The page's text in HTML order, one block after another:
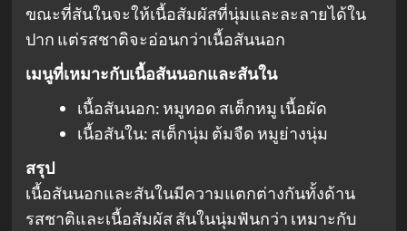
ขณะที่สันในจะให้เนื้อสัมผัสที่นุ่มและละลายได้ใน
ปาก แต่รสชาติจะอ่อนกว่าเนื้อสันนอก
เมนูที่เหมาะกับเนื้อสันนอกและสันใน
เนื้อสันนอก: หมูทอด สเต็กหมู เนื้อผัด
เนื้อสันใน: สเต็กนุ่ม ต้มจืด หมูย่างนุ่ม
สรุป
เนื้อสันนอกและสันในมีความแตกต่างกันทั้งด้าน
รสชาติและเนื้อสัมผัส สันในนุ่มฟันกว่า เหมาะกับ